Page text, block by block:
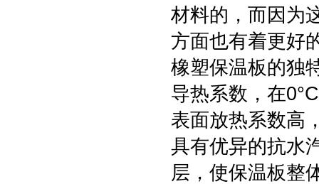
材料的，而因为
方面也有着更好
橡塑保温板的独
导热系数，在
表面放热系数高
具有优异的抗水
层，使保温板整